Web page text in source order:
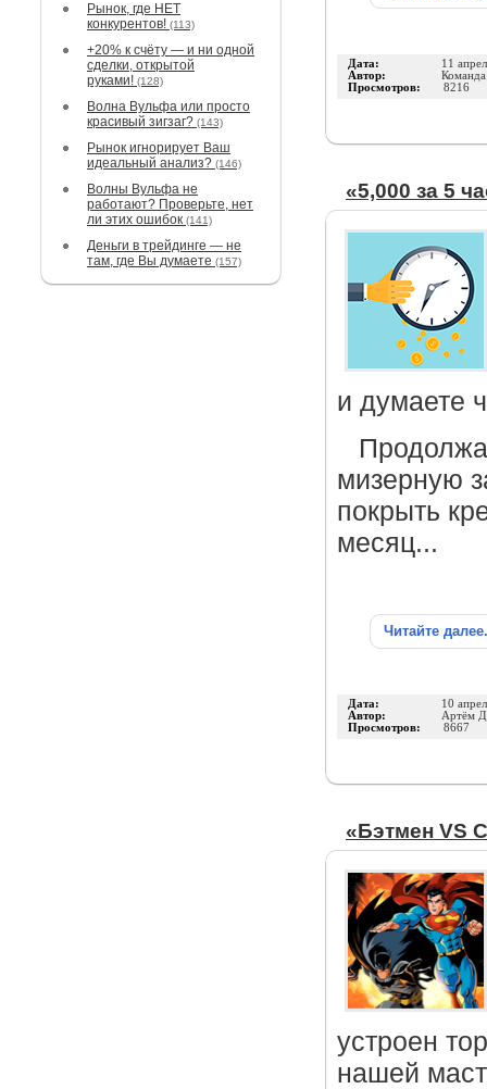
Рынок, где НЕТ
конкурентов! (113)
+20% к счёту — и ни одной
сделки, открытой
руками! (128)
Волна Вульфа или просто
красивый зигзаг? (143)
Рынок игнорирует Ваш
идеальный анализ? (146)
Волны Вульфа не
работают? Проверьте, нет
ли этих ошибок (141)
Деньги в трейдинге — не
там, где Вы думаете (157)
Дата: 11
Автор:
Просмотров: 8216
«5,000 за 5
и думаете
мизерную
покрыть
месяц...
Читайте
Дата: 10
Автор: Артём
Просмотров: 8667
«Бэтмен VS
устроен
нашей